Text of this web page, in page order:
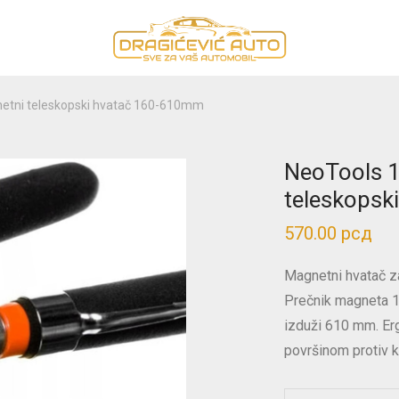
teleskopski hvatač 160-610mm
NeoTools
570.00 рсд
Magnetni hvatač
Prečnik magneta
izduži 610 mm.
površinom protiv